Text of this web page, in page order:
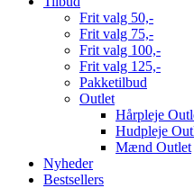
Frit valg 50,-
Frit valg 75,-
Frit valg 100,-
Frit valg 125,-
Pakketilbud
Outlet
Hårpleje
Hudpleje
Mænd Outlet
Nyheder
Bestsellers